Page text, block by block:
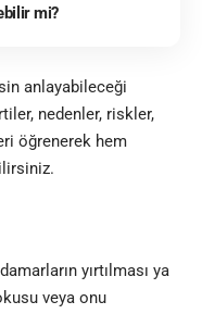
mi?
anlayabileceği
nedenler, riskler,
öğrenerek hem
yırtılması ya
veya onu